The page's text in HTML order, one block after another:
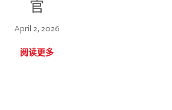
官
April 2, 2026
阅读更多